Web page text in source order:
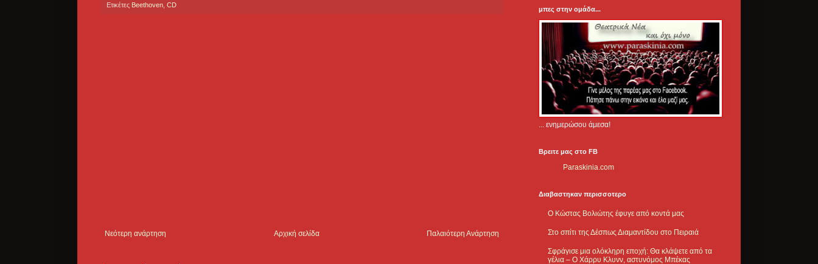
Ετικέτες Beethoven CD
Νεότερη ανάρτηση Παλαιότερη Ανάρτηση
Αρχική σελίδα
μπες στην ομάδα...
... ενημερώσου άμεσα!
Βρειτε μας στο FB
Paraskinia.com
Διαβαστηκαν περισσοτερο
Ο Κώστας Βολιώτης έφυγε από κοντά μας
Στο σπίτι της Δέσπως Διαμαντίδου στο Πειραιά
Σφράγισε μια ολόκληρη εποχή: Θα κλάψετε από τα
γέλια – Ο Χάρρυ Κλυνν, αστυνόμος Μπέκας